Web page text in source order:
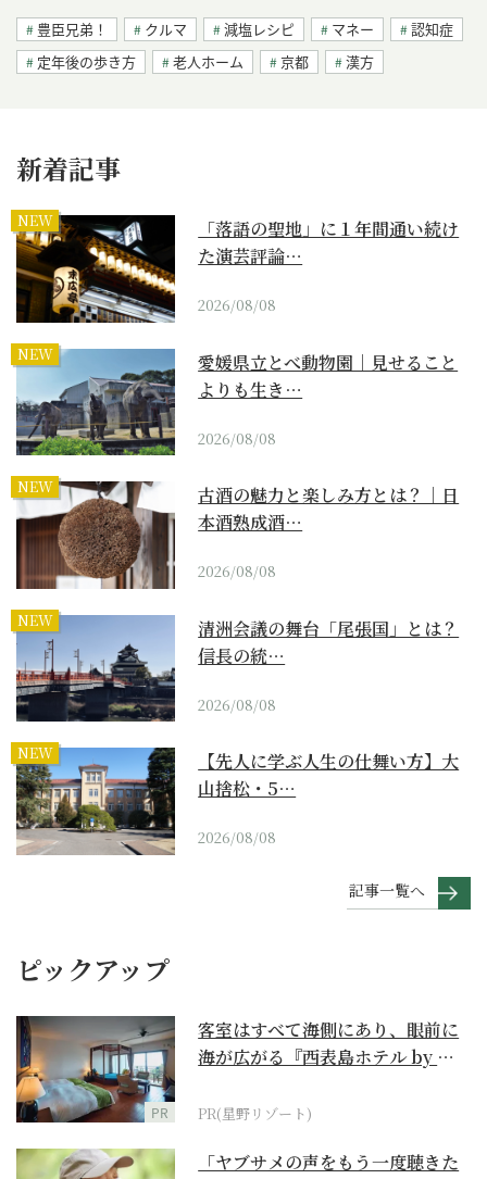
豊臣兄弟！ クルマ 減塩レシピ マネー
認知症
定年後の歩き方
老人ホーム 京都 漢方
新着記事
NEW
「落語の聖地」に１年間通い続け
た演芸評論…
2026/08/08
NEW
愛媛県立とべ動物園｜見せること
よりも生き…
2026/08/08
NEW
古酒の魅力と楽しみ方とは？｜日
本酒熟成酒…
2026/08/08
NEW
清洲会議の舞台「尾張国」とは？
信長の統…
2026/08/08
NEW
【先人に学ぶ人生の仕舞い方】大
山捨松・5…
2026/08/08
記事一覧へ
ピックアップ
PR
客室はすべて海側にあり、眼前に
海が広がる『西表島ホテル by 星
PR(星野リゾート)
「ヤブサメの声をもう一度聴きた